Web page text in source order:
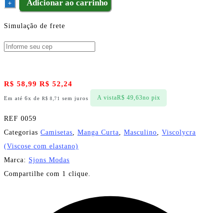
+ Adicionar ao carrinho
Simulação de frete
R$ 58,99 R$ 52,24
Em até 6x de R$ 8,71 sem juros A vistaR$ 49,63no pix
REF 0059
Categorias Camisetas Manga Curta Masculino
Viscolycra
(Viscose com elastano)
Marca: Sjons Modas
Compartilhe com 1 clique.